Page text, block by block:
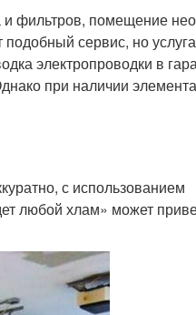
фильтров, помещение
сервис, но
электропроводки в
при наличии
с использованием
любой хлам» может